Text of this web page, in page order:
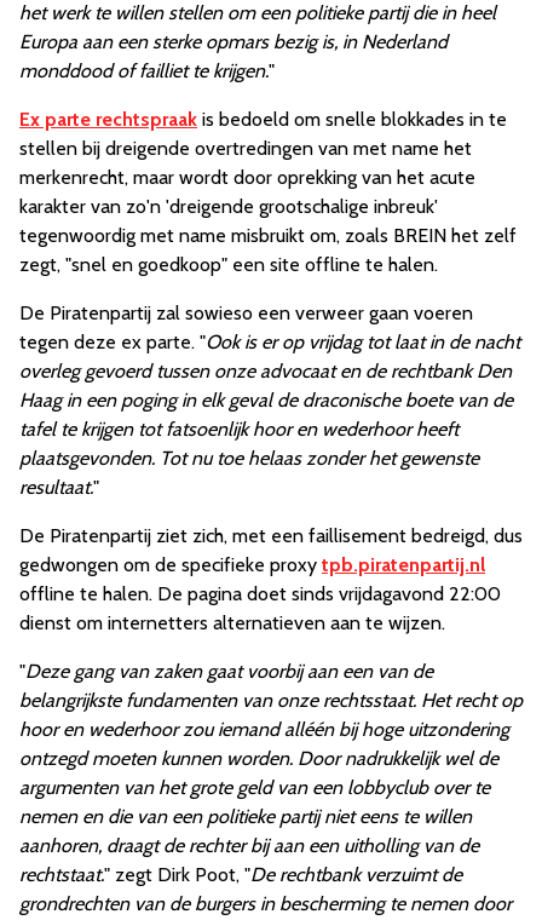
het werk te willen stellen om een politieke partij die in heel
Europa aan een sterke opmars bezig is, in Nederland
monddood of failliet te krijgen."
Ex parte rechtspraak is bedoeld om snelle blokkades in te
stellen bij dreigende overtredingen van met name het
merkenrecht, maar wordt door oprekking van het acute
karakter van zo'n 'dreigende grootschalige inbreuk'
tegenwoordig met name misbruikt om, zoals BREIN het zelf
zegt, "snel en goedkoop" een site offline te halen.
De Piratenpartij zal sowieso een verweer gaan voeren
tegen deze ex parte. "Ook is er op vrijdag tot laat in de nacht
overleg gevoerd tussen onze advocaat en de rechtbank Den
Haag in een poging in elk geval de draconische boete van de
tafel te krijgen tot fatsoenlijk hoor en wederhoor heeft
plaatsgevonden. Tot nu toe helaas zonder het gewenste
resultaat."
De Piratenpartij ziet zich, met een faillisement bedreigd, dus
gedwongen om de specifieke proxy tpb.piratenpartij.nl
offline te halen. De pagina doet sinds vrijdagavond 22:00
dienst om internetters alternatieven aan te wijzen.
"Deze gang van zaken gaat voorbij aan een van de
belangrijkste fundamenten van onze rechtsstaat. Het recht op
hoor en wederhoor zou iemand alléén bij hoge uitzondering
ontzegd moeten kunnen worden. Door nadrukkelijk wel de
argumenten van het grote geld van een lobbyclub over te
nemen en die van een politieke partij niet eens te willen
aanhoren, draagt de rechter bij aan een uitholling van de
rechtstaat." zegt Dirk Poot, "De rechtbank verzuimt de
grondrechten van de burgers in bescherming te nemen door